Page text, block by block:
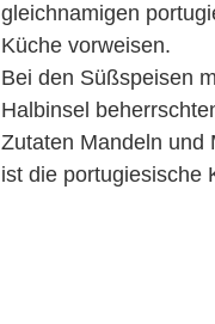
gleichnamigen
Küche vorweisen.
Bei den Süßspeisen
Halbinsel
Zutaten Mandeln und
ist die portugiesische